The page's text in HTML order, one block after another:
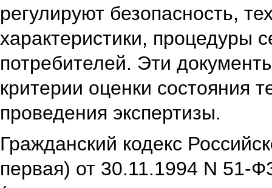
регулируют безопасность,
характеристики, процедуры
потребителей. Эти
критерии оценки состояния
проведения экспертизы.
Гражданский кодекс
первая) от 30.11.1994 N 51-